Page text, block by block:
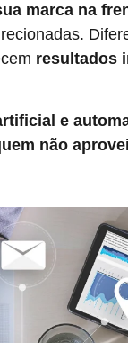
marca na
resultados
e
não